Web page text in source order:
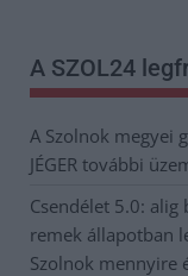
A SZOL24
A Szolnok megyei
JÉGER további
Csendélet 5.0: alig
remek állapotban
Szolnok mennyire